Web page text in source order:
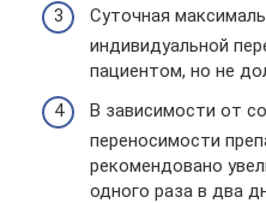
Суточная
индивидуальной
пациентом, но не
В зависимости от
переносимости
рекомендовано
одного раза в два